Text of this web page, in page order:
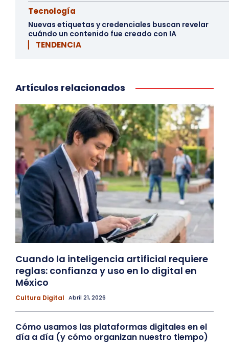
Tecnología
Nuevas etiquetas y credenciales buscan revelar
cuándo un contenido fue creado con IA
▏ TENDENCIA
Artículos relacionados
Cuando la inteligencia artificial requiere
reglas: confianza y uso en lo digital en
México
Cultura Digital Abril 21, 2026
Cómo usamos las plataformas digitales en el
día a día (y cómo organizan nuestro tiempo)